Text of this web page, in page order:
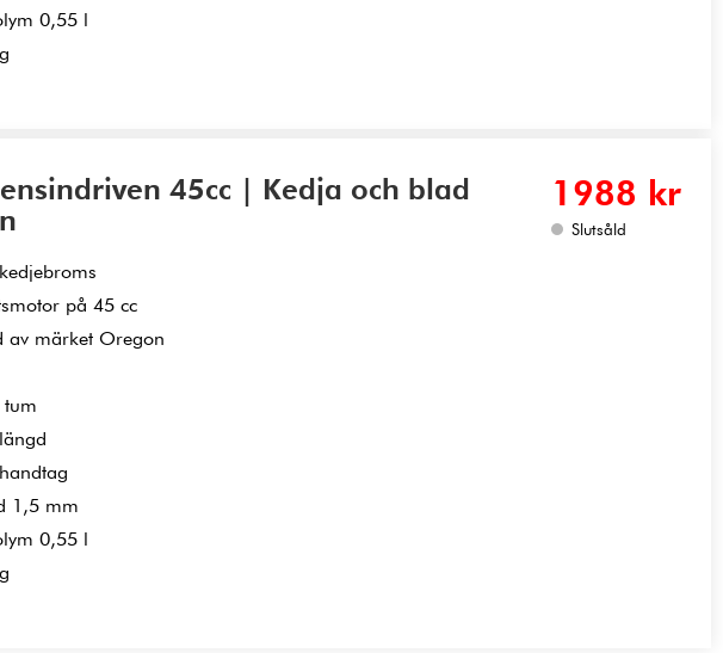
0,55 l
45cc | Kedja och blad
på 45 cc
av märket Oregon
1,5 mm
0,55 l
1988 kr
Slutsåld